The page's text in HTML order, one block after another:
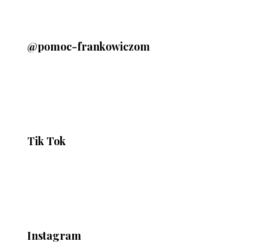
@pomoc-frankowiczom
Tik Tok
Instagram